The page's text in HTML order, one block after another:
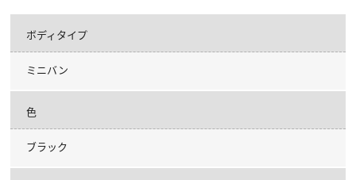
ボディタイプ
ミニバン
色
ブラック